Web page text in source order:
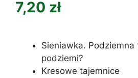
7,20 zł
Sieniawka.
podziemi?
Kresowe tajemnice